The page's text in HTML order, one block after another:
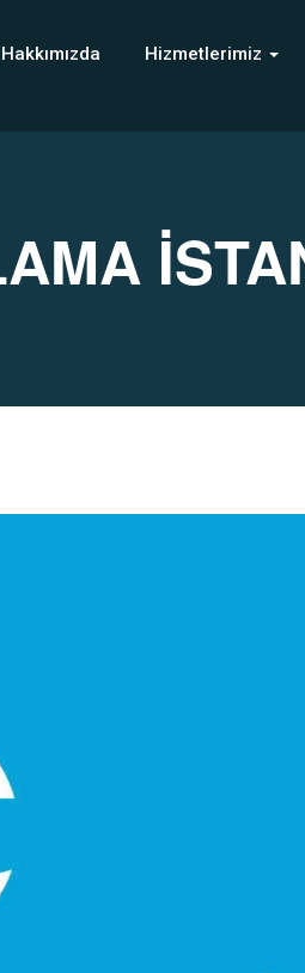
Hakkımızda Hizmetlerimiz